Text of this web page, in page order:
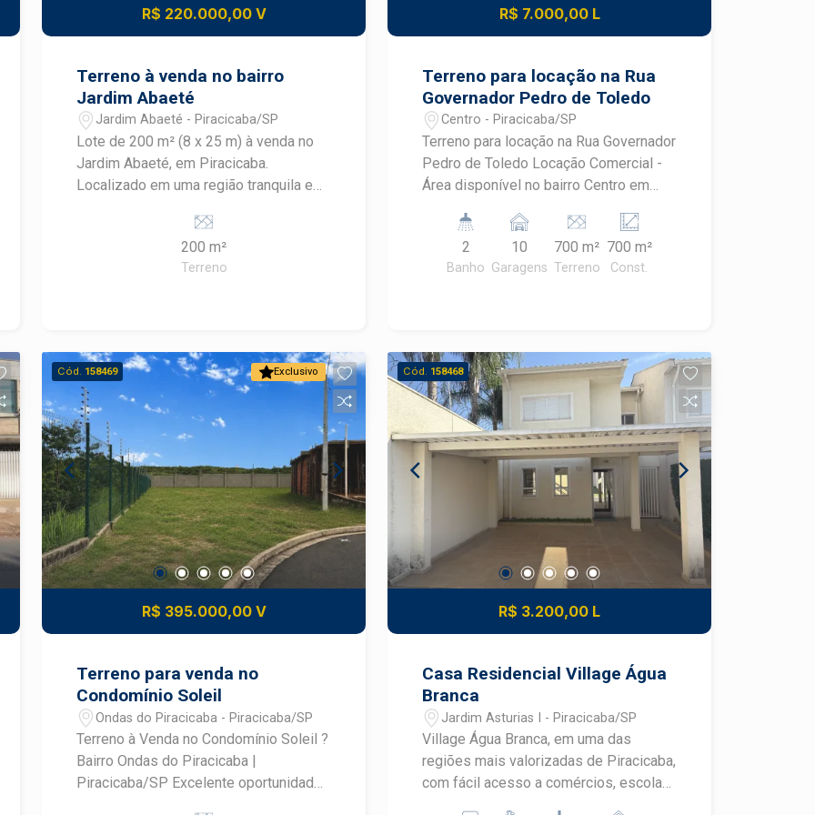
R$ 220.000,00 V
Terreno à venda no bairro
Jardim Abaeté
Jardim Abaeté - Piracicaba/SP
Lote de 200 m² (8 x 25 m) à venda no
Jardim Abaeté, em Piracicaba.
Localizado em uma região tranquila e
proximidades. O terreno oferece
espaço e versatilidade para
desenvolver o projeto ideal para sua
excelente potencial de valorização.
200 m²
Terreno
R$ 7.000,00 L
Terreno para locação na Rua
Governador Pedro de Toledo
Centro - Piracicaba/SP
Terreno para locação na Rua Governador
Pedro de Toledo Locação Comercial -
Área disponível no bairro Centro em
com 10 garagens e possui área útil de
700,00 m², área construída de 700,00
m² e área total do terreno de 700,00 m².
2
Banho
10
Garagens
700 m²
Terreno
700 m²
Const.
Exclusivo
Cód. 158469
R$ 395.000,00 V
Terreno para venda no
Condomínio Soleil
Ondas do Piracicaba - Piracicaba/SP
Terreno à Venda no Condomínio Soleil ?
Bairro Ondas do Piracicaba |
Piracicaba/SP Excelente oportunidade
Cód. 158468
R$ 3.200,00 L
Casa Residencial Village Água
Branca
Jardim Asturias I - Piracicaba/SP
Village Água Branca, em uma das
regiões mais valorizadas de Piracicaba,
com fácil acesso a comércios, escolas,